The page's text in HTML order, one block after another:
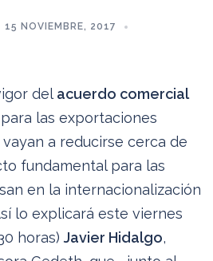
15 NOVIEMBRE, 2017
del acuerdo comercial
las exportaciones
a reducirse cerca de
fundamental para las
en la internacionalización
lo explicará este viernes
horas) Javier Hidalgo,